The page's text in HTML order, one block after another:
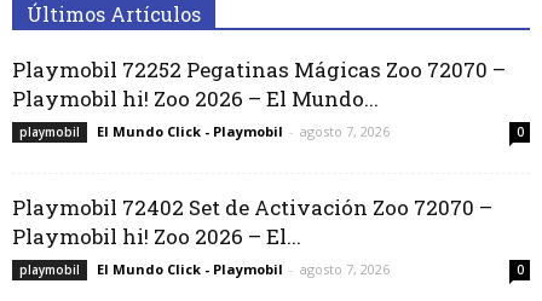
Últimos Artículos
Playmobil 72252 Pegatinas Mágicas Zoo 72070 –
Playmobil hi! Zoo 2026 – El Mundo...
playmobil El Mundo Click - Playmobil - agosto 7, 2026 0
Playmobil 72402 Set de Activación Zoo 72070 –
Playmobil hi! Zoo 2026 – El...
playmobil El Mundo Click - Playmobil - agosto 7, 2026 0